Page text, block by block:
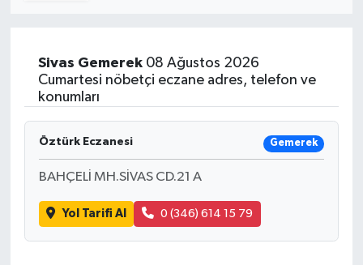
Sivas Gemerek08 Ağustos 2026
Cumartesi nöbetçi eczane adres, telefon ve
konumları
Öztürk Eczanesi Gemerek
BAHÇELİ MH.SİVAS CD.21 A
Yol Tarifi Al 0 (346) 614 15 79